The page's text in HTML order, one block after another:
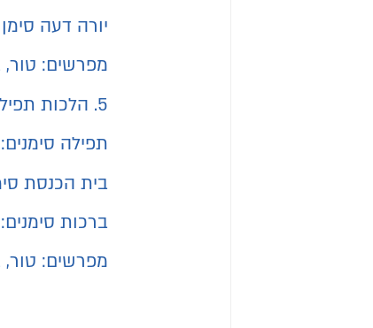
יורה דעה
מפרשים: טור,
5. הלכות תפילה וברכות
תפילה
בית הכנסת
ברכות
מפרשים: טור,